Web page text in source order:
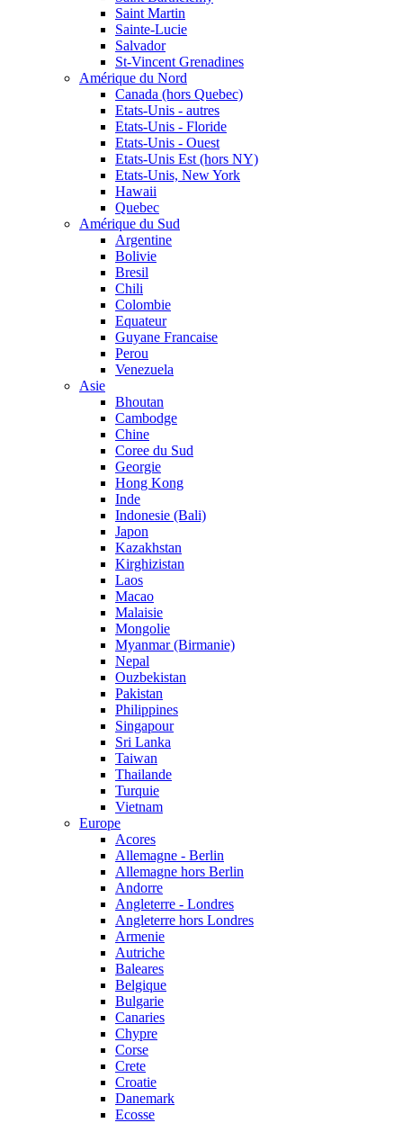
Saint Martin
Sainte-Lucie
Salvador
St-Vincent Grenadines
Amérique du Nord
Canada (hors Quebec)
Etats-Unis - autres
Etats-Unis - Floride
Etats-Unis - Ouest
Etats-Unis Est (hors NY)
Etats-Unis, New York
Hawaii
Quebec
Amérique du Sud
Argentine
Bolivie
Bresil
Chili
Colombie
Equateur
Guyane Francaise
Perou
Venezuela
Asie
Bhoutan
Cambodge
Chine
Coree du Sud
Georgie
Hong Kong
Inde
Indonesie (Bali)
Japon
Kazakhstan
Kirghizistan
Laos
Macao
Malaisie
Mongolie
Myanmar (Birmanie)
Nepal
Ouzbekistan
Pakistan
Philippines
Singapour
Sri Lanka
Taiwan
Thailande
Turquie
Vietnam
Europe
Acores
Allemagne - Berlin
Allemagne hors Berlin
Andorre
Angleterre - Londres
Angleterre hors Londres
Armenie
Autriche
Baleares
Belgique
Bulgarie
Canaries
Chypre
Corse
Crete
Croatie
Danemark
Ecosse